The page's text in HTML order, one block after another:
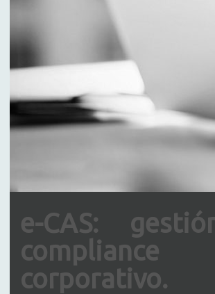
e-CAS:
compliance
corporativo.